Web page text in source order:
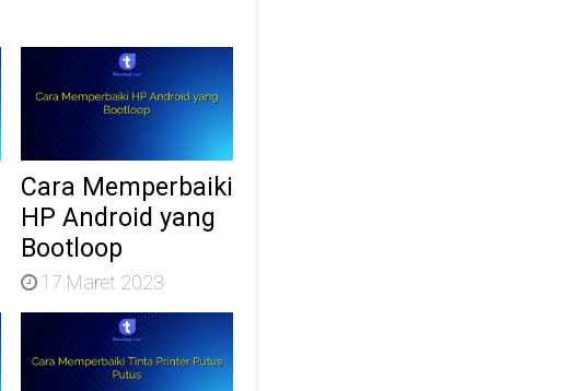
Cara Memperbaiki
HP Android yang
Bootloop
17 Maret 2023